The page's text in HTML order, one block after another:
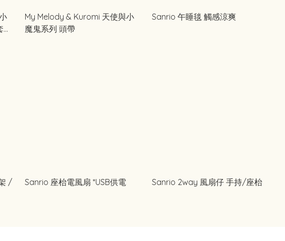
My Melody & Kuromi 天使與小
魔鬼系列 頭帶
Sanrio 午睡毯 觸感涼爽
/
Sanrio 座枱電風扇 *USB供電 Sanrio 2way 風扇仔 手持/座枱